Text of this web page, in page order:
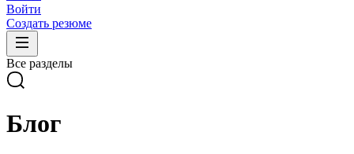
Войти
Создать резюме
Все разделы
Блог